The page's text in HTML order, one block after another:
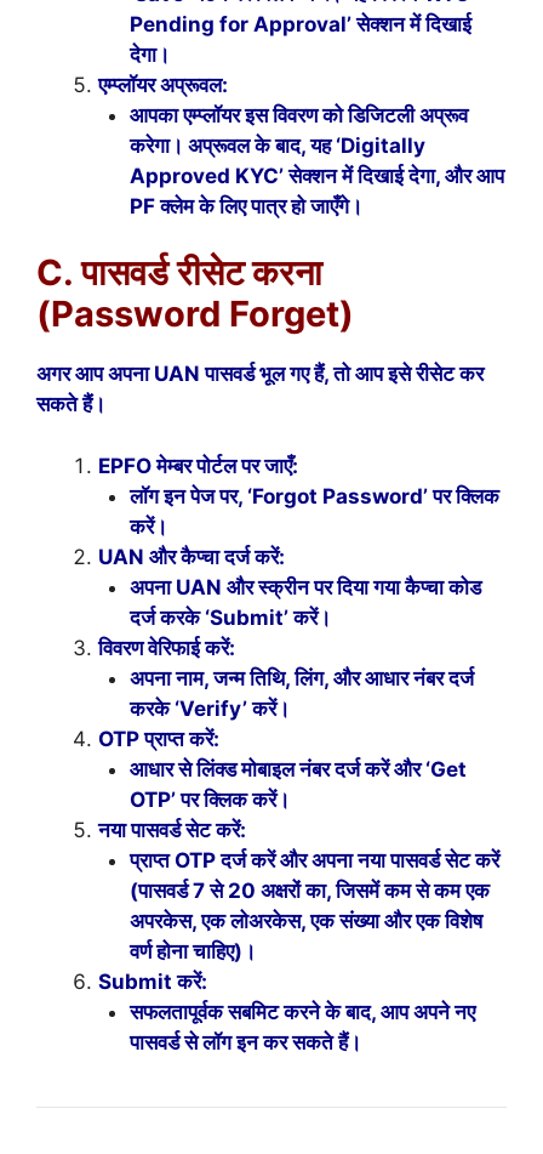
Pending for Approval’ सेक्शन में दिखाई
देगा।
एम्प्लॉयर अप्रूवल:
आपका एम्प्लॉयर इस विवरण को डिजिटली अप्रूव
करेगा। अप्रूवल के बाद, यह ‘Digitally
Approved KYC’ सेक्शन में दिखाई देगा, और आप
PF क्लेम के लिए पात्र हो जाएँगे।
C. पासवर्ड रीसेट करना
(Password Forget)
अगर आप अपना UAN पासवर्ड भूल गए हैं, तो आप इसे रीसेट कर
सकते हैं।
EPFO मेम्बर पोर्टल पर जाएँ:
लॉग इन पेज पर, ‘Forgot Password’ पर क्लिक
करें।
UAN और कैप्चा दर्ज करें:
अपना UAN और स्क्रीन पर दिया गया कैप्चा कोड
दर्ज करके ‘Submit’ करें।
विवरण वेरिफाई करें:
अपना नाम, जन्म तिथि, लिंग, और आधार नंबर दर्ज
करके ‘Verify’ करें।
OTP प्राप्त करें:
आधार से लिंक्ड मोबाइल नंबर दर्ज करें और ‘Get
OTP’ पर क्लिक करें।
नया पासवर्ड सेट करें:
प्राप्त OTP दर्ज करें और अपना नया पासवर्ड सेट करें
(पासवर्ड 7 से 20 अक्षरों का, जिसमें कम से कम एक
अपरकेस, एक लोअरकेस, एक संख्या और एक विशेष
वर्ण होना चाहिए)।
Submit करें:
सफलतापूर्वक सबमिट करने के बाद, आप अपने नए
पासवर्ड से लॉग इन कर सकते हैं।